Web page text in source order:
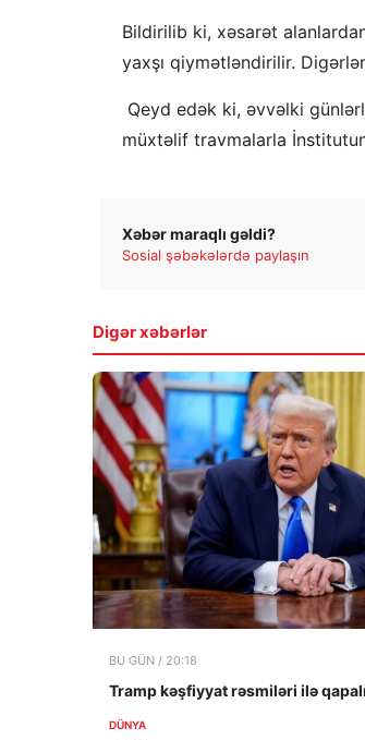
Bildirilib ki, xəsarət
yaxşı qiymətləndirilir.
Qeyd edək ki, əvvəlki
müxtəlif travmalarla
Xəbər maraqlı gəldi?
Sosial şəbəkələrdə paylaşın
Digər xəbərlər
BU GÜN / 20:18
Tramp kəşfiyyat rəsmiləri ilə
DÜNYA